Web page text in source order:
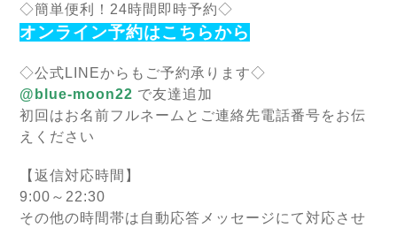
◇簡単便利！24時間即時予約◇
オンライン予約はこちらから
◇公式LINEからもご予約承ります◇
@blue-moon22 で友達追加
初回はお名前フルネームとご連絡先電話番号をお伝
えください
【返信対応時間】
9:00～22:30
その他の時間帯は自動応答メッセージにて対応させ